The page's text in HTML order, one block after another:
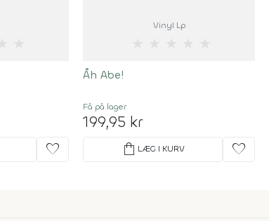
favorite
Vinyl Lp
Åh Abe!
Få på lager
199,95 kr
shopping_bag LÆG I KURV favorite